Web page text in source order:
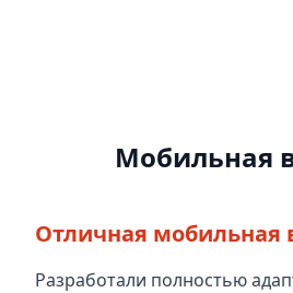
Мобильная
Отличная мобильная
Разработали полностью